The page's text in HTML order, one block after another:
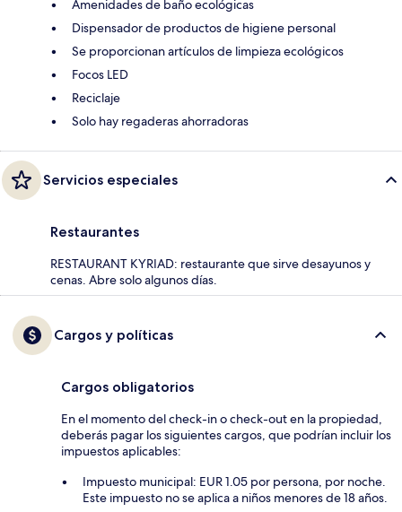
Amenidades de baño ecológicas
Dispensador de productos de higiene personal
Se proporcionan artículos de limpieza ecológicos
Focos LED
Reciclaje
Solo hay regaderas ahorradoras
Servicios especiales
Restaurantes
RESTAURANT KYRIAD: restaurante que sirve desayunos y
cenas. Abre solo algunos días.
Cargos y políticas
Cargos obligatorios
En el momento del check-in o check-out en la propiedad,
deberás pagar los siguientes cargos, que podrían incluir los
impuestos aplicables:
Impuesto municipal: EUR 1.05 por persona, por noche.
Este impuesto no se aplica a niños menores de 18 años.